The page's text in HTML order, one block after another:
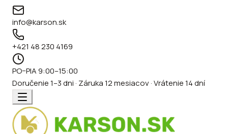
info@karson.sk
+421 48 230 4169
PO–PIA 9:00–15:00
Doručenie 1–3 dni · Záruka 12 mesiacov · Vrátenie 14 dní